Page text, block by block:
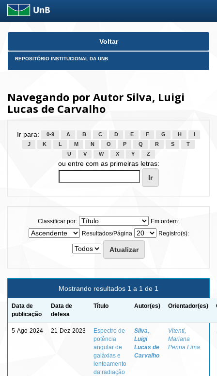
Skip
Voltar
REPOSITÓRIO INSTITUCIONAL DA UNB
Navegando por Autor Silva, Luigi
Lucas de Carvalho
Ir para: 0-9 A B C D E F G H
J
K L M N O P Q R S
T
U
V W X Y Z
ou entre com as primeiras letras:
Classificar por:
Em ordem:
Resultados/Página
Registro(s):
Mostrando resultados 1 a 1 de 1
Data de
publicação
Data de
defesa
Título Autor(es) Orientador(es)
5-Ago-2024 21-Dez-2023
Espectro de
potência
angular de
galáxias e
lenteamento
da radiação
Silva,
Luigi
Lucas de
Carvalho
Vitenti,
Mariana
Penna Lima